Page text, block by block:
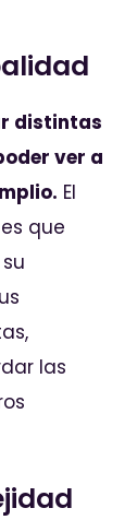
distintas
ver a
El
que
las